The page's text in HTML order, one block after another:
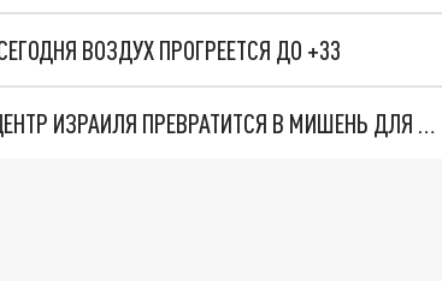
ВОЗДУХ ПРОГРЕЕТСЯ ДО +33
ПРЕЗИДЕНТ РАИСИ ЗАЯВИЛ, В КАКОМ СЛУЧАЕ ЦЕНТР ИЗРАИЛЯ ПРЕВРАТИТСЯ В МИШЕНЬ ДЛЯ АРМИИ ИРАНА